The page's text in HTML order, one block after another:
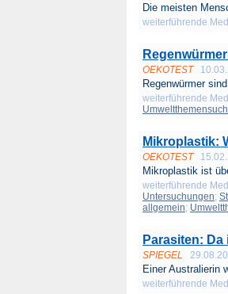
Die meisten
weiterführende
OEKOTEST
Regenwürmer
weiterführende
Mikroplastik:
OEKOTEST
Mikroplastik ist
weiterführende
Untersuchungen;
allgemein;
Parasiten:
SPIEGEL
Einer Australierin
weiterführende